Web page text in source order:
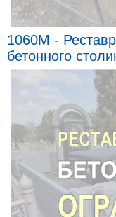
1060M -
бетонного